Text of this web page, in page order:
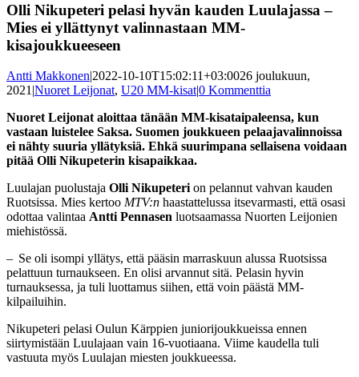
Olli Nikupeteri pelasi hyvän kauden Luulajassa –
Mies ei yllättynyt valinnastaan MM-
kisajoukkueeseen
Antti Makkonen|2022-10-10T15:02:11+03:0026 joulukuun,
2021|Nuoret Leijonat, U20 MM-kisat|0 Kommenttia
Nuoret Leijonat aloittaa tänään MM-kisataipaleensa, kun
vastaan luistelee Saksa. Suomen joukkueen pelaajavalinnoissa
ei nähty suuria yllätyksiä. Ehkä suurimpana sellaisena voidaan
pitää Olli Nikupeterin kisapaikkaa.
Luulajan puolustaja Olli Nikupeterion pelannut vahvan kauden
Ruotsissa. Mies kertoo MTV:n haastattelussa itsevarmasti, että osasi
odottaa valintaa Antti Pennasen luotsaamassa Nuorten Leijonien
miehistössä.
– Se oli isompi yllätys, että pääsin marraskuun alussa Ruotsissa
pelattuun turnaukseen. En olisi arvannut sitä. Pelasin hyvin
turnauksessa, ja tuli luottamus siihen, että voin päästä MM-
kilpailuihin.
Nikupeteri pelasi Oulun Kärppien juniorijoukkueissa ennen
siirtymistään Luulajaan vain 16-vuotiaana. Viime kaudella tuli
vastuuta myös Luulajan miesten joukkueessa.